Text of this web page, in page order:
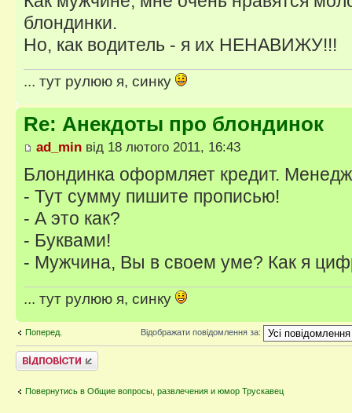
блондинки.
Но, как водитель - я их НЕНАВИЖУ!!!
... тут рулюю я, синку
Re: Анекдоты про блондинок
ad_min від 18 лютого 2011, 16:43
Блондинка оформляет кредит.
- Тут сумму пишите прописью!
- А это как?
- Буквами!
- Мужчина, Вы в своем уме? Как я
... тут рулюю я, синку
Поперед. Відображати повідомлення за:
Відповісти
Повернутись в Общие вопросы, развлечения и юмор Трускавец